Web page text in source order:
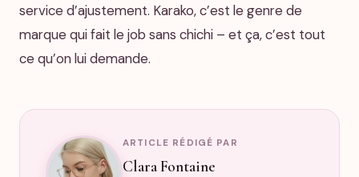
service d’ajustement. Karako, c’est le genre de
marque qui fait le job sans chichi – et ça, c’est tout
ce qu’on lui demande.
ARTICLE RÉDIGÉ PAR
Clara Fontaine